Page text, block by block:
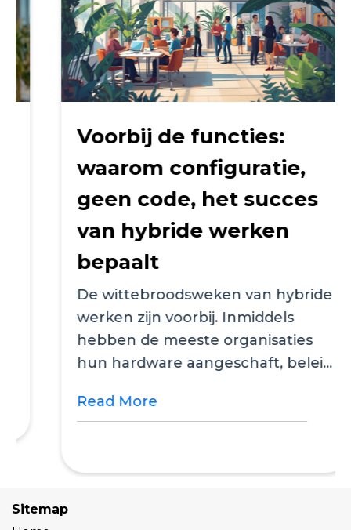
Voorbij de functies:
waarom configuratie,
geen code, het succes
van hybride werken
bepaalt
De wittebroodsweken van hybride
werken zijn voorbij. Inmiddels
hebben de meeste organisaties
hun hardware aangeschaft, beleid
Read More
Sitemap